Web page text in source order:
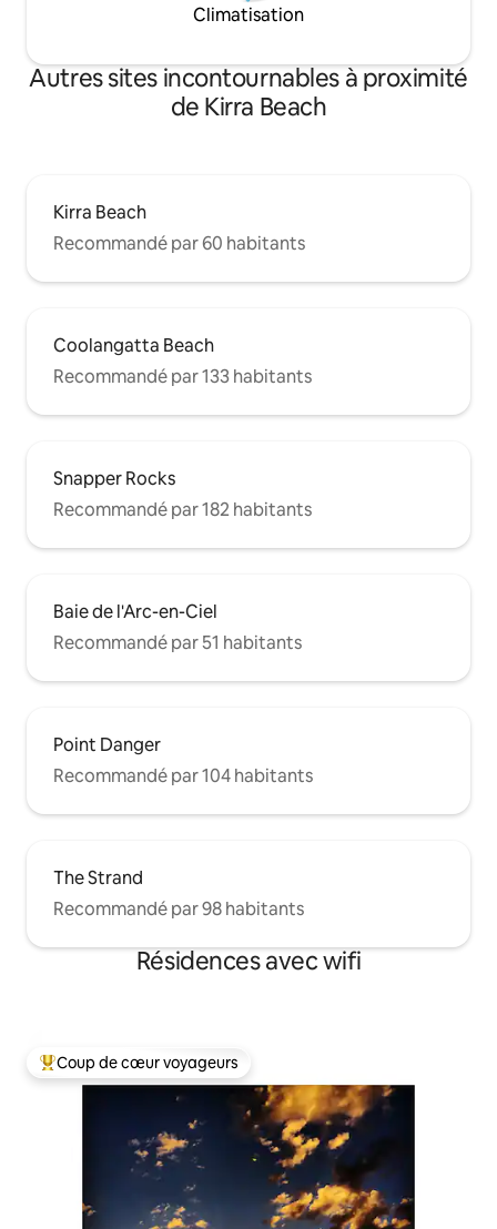
Climatisation
Autres sites incontournables à proximité
de Kirra Beach
Kirra Beach
Recommandé par 60 habitants
Coolangatta Beach
Recommandé par 133 habitants
Snapper Rocks
Recommandé par 182 habitants
Baie de l'Arc-en-Ciel
Recommandé par 51 habitants
Point Danger
Recommandé par 104 habitants
The Strand
Recommandé par 98 habitants
Résidences avec wifi
Coups de cœur voyageurs les plus appréciés
Coup de cœur voyageurs